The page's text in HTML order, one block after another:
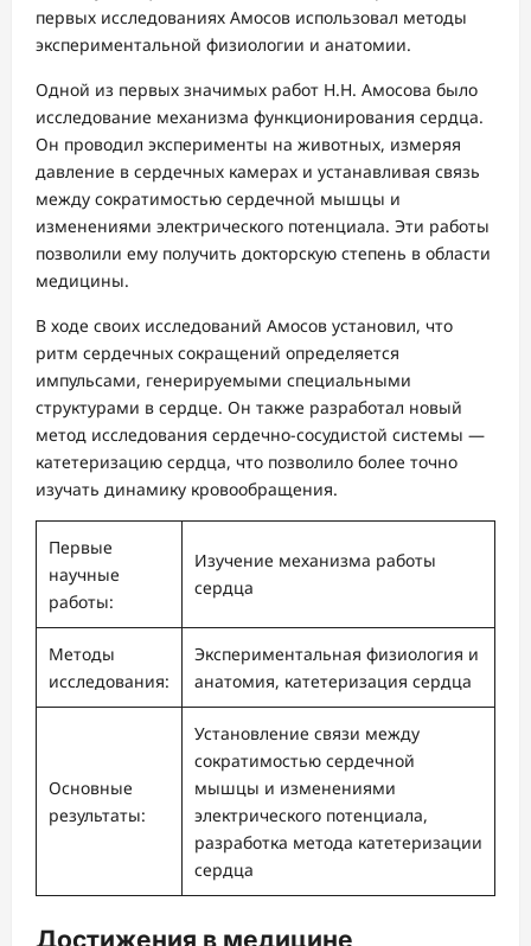
первых исследованиях Амосов использовал методы
экспериментальной физиологии и анатомии.
Одной из первых значимых работ Н.Н. Амосова было
исследование механизма функционирования сердца.
Он проводил эксперименты на животных, измеряя
давление в сердечных камерах и устанавливая связь
между сократимостью сердечной мышцы и
изменениями электрического потенциала. Эти работы
позволили ему получить докторскую степень в области
медицины.
В ходе своих исследований Амосов установил, что
ритм сердечных сокращений определяется
импульсами, генерируемыми специальными
структурами в сердце. Он также разработал новый
метод исследования сердечно-сосудистой системы —
катетеризацию сердца, что позволило более точно
изучать динамику кровообращения.
Первые
научные
работы:
Изучение механизма работы
сердца
Методы
исследования:
Экспериментальная физиология и
анатомия, катетеризация сердца
Основные
результаты:
Установление связи между
сократимостью сердечной
мышцы и изменениями
электрического потенциала,
разработка метода катетеризации
сердца
Достижения в медицине